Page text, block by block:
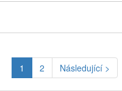
1 2 Následující >